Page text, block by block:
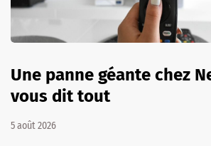
Une panne géante chez
vous dit tout
5 août 2026